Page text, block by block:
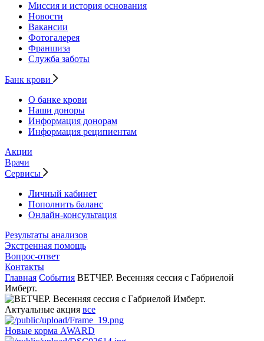
Миссия и история основания
Новости
Вакансии
Фотогалерея
Франшиза
Служба заботы
Банк крови
О банке крови
Наши доноры
Информация донорам
Информация реципиентам
Акции
Врачи
Сервисы
Личный кабинет
Пополнить баланс
Онлайн-консультация
Результаты анализов
Экстренная помощь
Вопрос-ответ
Контакты
Главная События ВЕТЧЕР. Весенняя сессия с Габриелой
Имберт.
Актуальные акция все
Новые корма AWARD